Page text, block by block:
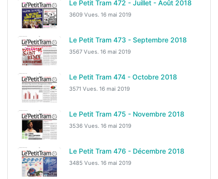
Le Petit Tram 472 - Juillet - Août 2018
3609 Vues. 16 mai 2019
Le Petit Tram 473 - Septembre 2018
3567 Vues. 16 mai 2019
Le Petit Tram 474 - Octobre 2018
3571 Vues. 16 mai 2019
Le Petit Tram 475 - Novembre 2018
3536 Vues. 16 mai 2019
Le Petit Tram 476 - Décembre 2018
3485 Vues. 16 mai 2019